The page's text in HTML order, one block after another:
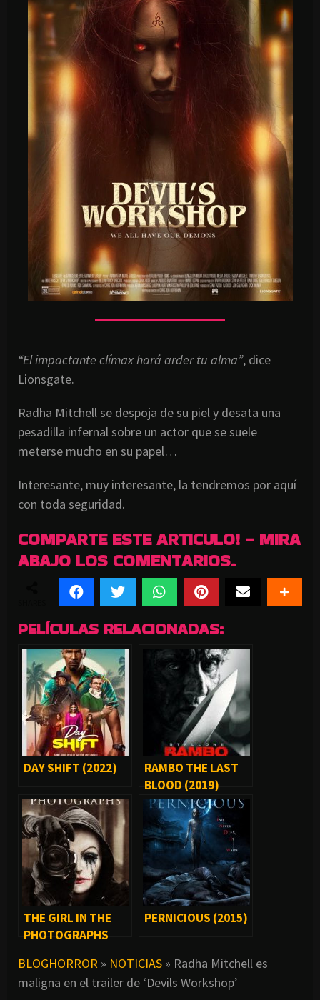
“El impactante clímax hará arder tu alma”, dice
Lionsgate.
Radha Mitchell se despoja de su piel y desata una
pesadilla infernal sobre un actor que se suele
meterse mucho en su papel…
Interesante, muy interesante, la tendremos por aquí
con toda seguridad.
COMPARTE ESTE ARTICULO! - MIRA
ABAJO LOS COMENTARIOS.
PELÍCULAS RELACIONADAS:
DAY SHIFT (2022)
RAMBO THE LAST
BLOOD (2019)
THE GIRL IN THE
PHOTOGRAPHS
PERNICIOUS (2015)
BLOGHORROR » NOTICIAS » Radha Mitchell es
maligna en el trailer de ‘Devils Workshop’